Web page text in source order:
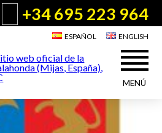
+34 695 223 964
ESPAÑOL ENGLISH
MENÚ
Calahonda
Calle Monte Paraíso, 6, 29649 Mijas Costa.
reservados. Diseño y desarrollo: